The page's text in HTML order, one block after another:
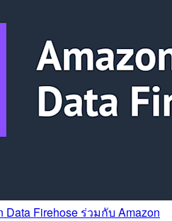
Data Firehose ร่วมกับ Amazon